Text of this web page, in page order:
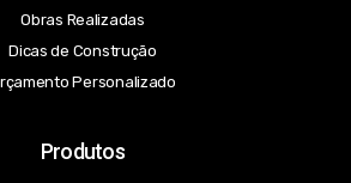
Obras Realizadas
Dicas de Construção
Personalizado
Produtos